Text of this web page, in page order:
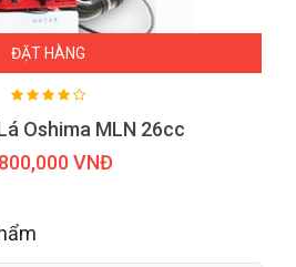
ĐẶT HÀNG
Oshima MLN 26cc
VNĐ